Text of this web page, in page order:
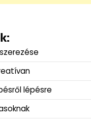
lépésre